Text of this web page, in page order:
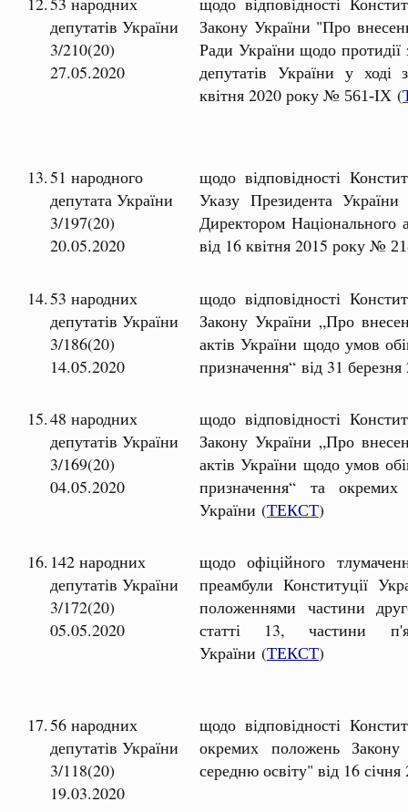
депутатів України
3/210(20)
27.05.2020
Закону України "Про
Ради України щодо
депутатів України у ході
квітня 2020 року № 561-ІХ (
13.51 народного
депутата України
3/197(20)
20.05.2020
щодо відповідності
Указу Президента
Директором Національного
від 16 квітня 2015 року №
14.53 народних
депутатів України
3/186(20)
14.05.2020
щодо відповідності
Закону України „Про
актів України щодо умов
призначення“ від 31
15.48 народних
депутатів України
3/169(20)
04.05.2020
щодо відповідності
Закону України „Про
актів України щодо умов
призначення“ та
України (ТЕКСТ)
16. 142 народних
депутатів України
3/172(20)
05.05.2020
щодо офіційного
преамбули Конституції
положеннями частини
статті 13, частини
України (ТЕКСТ)
17.56 народних
депутатів України
3/118(20)
19.03.2020
щодо відповідності
окремих положень
середню освіту" від 16